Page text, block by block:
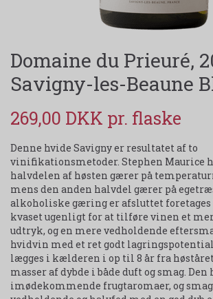
Domaine du Prieuré,
Savigny-les-Beaune
269,00 DKK
Denne hvide Savigny er resultatet af to
vinifikationsmetoder. Stephen Maurice
halvdelen af høsten gærer på
mens den anden halvdel gærer på
alkoholiske gæring er afsluttet
kvaset ugenligt for at tilføre vinen et
udtryk, og en mere vedholdende
hvidvin med et ret godt
lægges i kælderen i op til 8 år fra
masser af dybde i både duft og smag. Den
imødekommende frugtaromaer, og